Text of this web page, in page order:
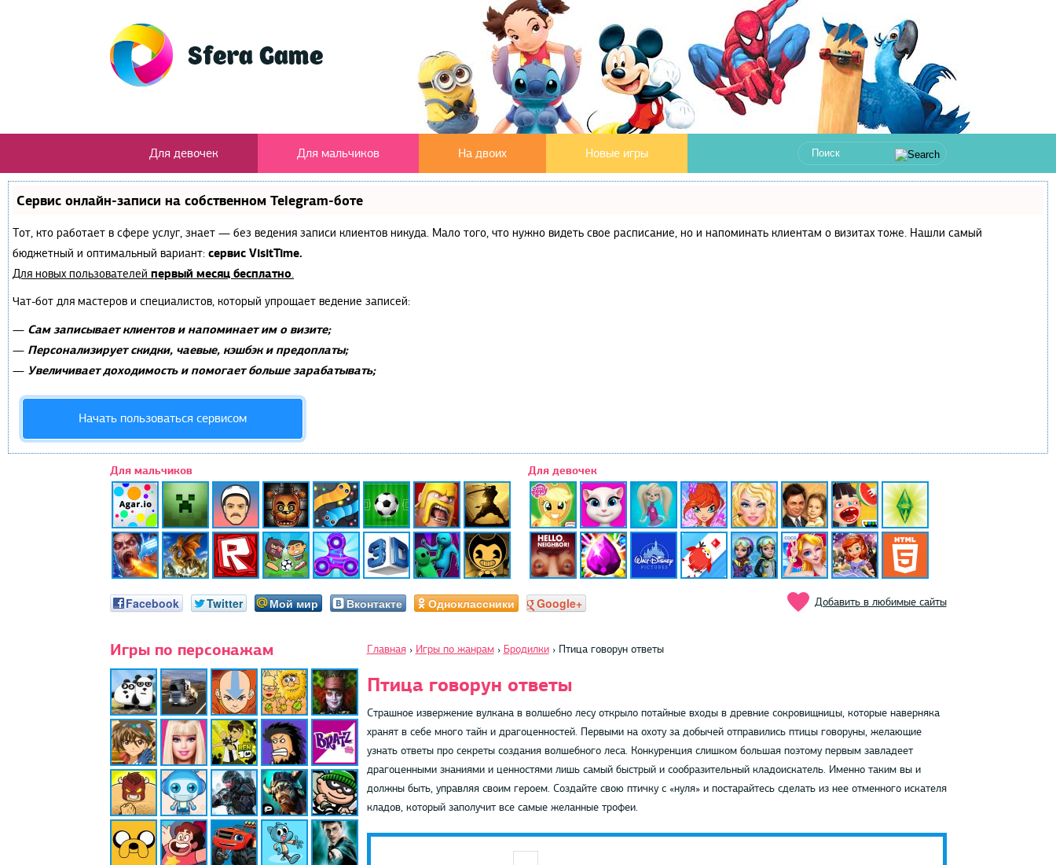
Для девочек Для мальчиков На двоих Новые игры
Сервис онлайн-записи на собственном Telegram-боте
Тот, кто работает в сфере услуг, знает — без ведения записи клиентов никуда. Мало того, что нужно видеть свое расписание, но и напоминать клиентам о визитах тоже. Нашли самый
бюджетный и оптимальный вариант: сервис VisitTime.
Для новых пользователей первый месяц бесплатно.
Чат-бот для мастеров и специалистов, который упрощает ведение записей:
— Сам записывает клиентов и напоминает им о визите;
— Персонализирует скидки, чаевые, кэшбэк и предоплаты;
— Увеличивает доходимость и помогает больше зарабатывать;
Начать пользоваться сервисом
Для мальчиков Для девочек
Facebook Twitter Мой мир Вконтакте Одноклассники Google+ Добавить в любимые сайты
Игры по персонажам Главная › Игры по жанрам › Бродилки › Птица говорун ответы
Птица говорун ответы
Страшное извержение вулкана в волшебно лесу открыло потайные входы в древние сокровищницы, которые наверняка
хранят в себе много тайн и драгоценностей. Первыми на охоту за добычей отправились птицы говоруны, желающие
узнать ответы про секреты создания волшебного леса. Конкуренция слишком большая поэтому первым завладеет
драгоценными знаниями и ценностями лишь самый быстрый и сообразительный кладоискатель. Именно таким вы и
должны быть, управляя своим героем. Создайте свою птичку с «нуля» и постарайтесь сделать из нее отменного искателя
кладов, который заполучит все самые желанные трофеи.